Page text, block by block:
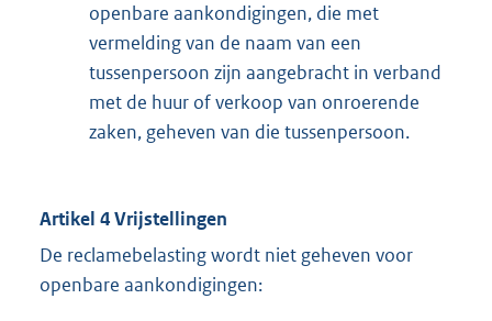
openbare aankondigingen, die met
vermelding van de naam van een
tussenpersoon zijn aangebracht in verband
met de huur of verkoop van onroerende
zaken, geheven van die tussenpersoon.
Artikel 4 Vrijstellingen
De reclamebelasting wordt niet geheven voor
openbare aankondigingen: